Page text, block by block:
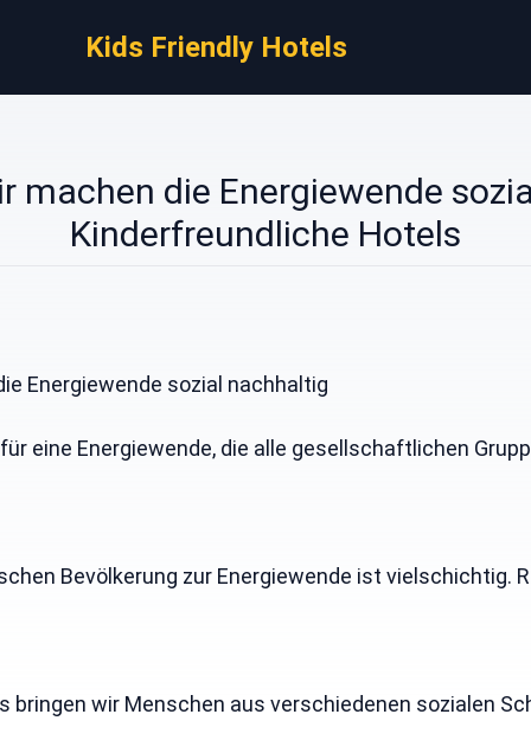
Kids Friendly Hotels
machen die Energiewende
Kinderfreundliche Hotels
Energiewende sozial nachhaltig
eine Energiewende, die alle gesellschaftlichen
Bevölkerung zur Energiewende ist
bringen wir Menschen aus verschiedenen sozialen